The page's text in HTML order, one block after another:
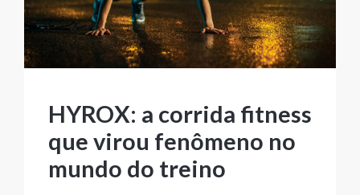
HYROX: a corrida fitness
que virou fenômeno no
mundo do treino